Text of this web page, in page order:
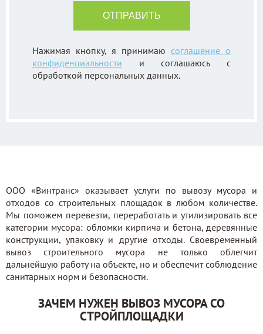
Нажимая кнопку, я принимаю соглашение о
конфиденциальности и соглашаюсь с
обработкой персональных данных.
ООО «Винтранс» оказывает услуги по вывозу мусора и
отходов со строительных площадок в любом количестве.
Мы поможем перевезти, переработать и утилизировать все
категории мусора: обломки кирпича и бетона, деревянные
конструкции, упаковку и другие отходы. Своевременный
вывоз строительного мусора не только облегчит
дальнейшую работу на объекте, но и обеспечит соблюдение
санитарных норм и безопасности.
ЗАЧЕМ НУЖЕН ВЫВОЗ МУСОРА СО
СТРОЙПЛОЩАДКИ